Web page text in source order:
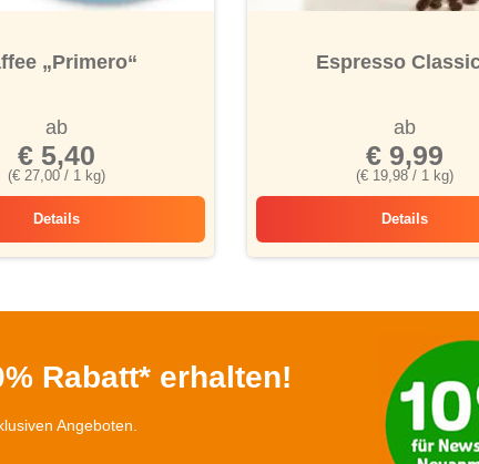
„Primero“
(€ 27,00 / 1 kg)
ab
€ 5,40
Details
Espresso
(€ 19,98 / 1 kg)
ab
€ 9,99
Details
Rabatt* erhalten!
Angeboten.